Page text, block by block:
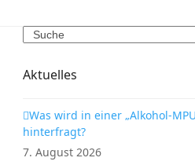
Search
Aktuelles
Was wird in einer „Alkohol-
hinterfragt?
7. August 2026